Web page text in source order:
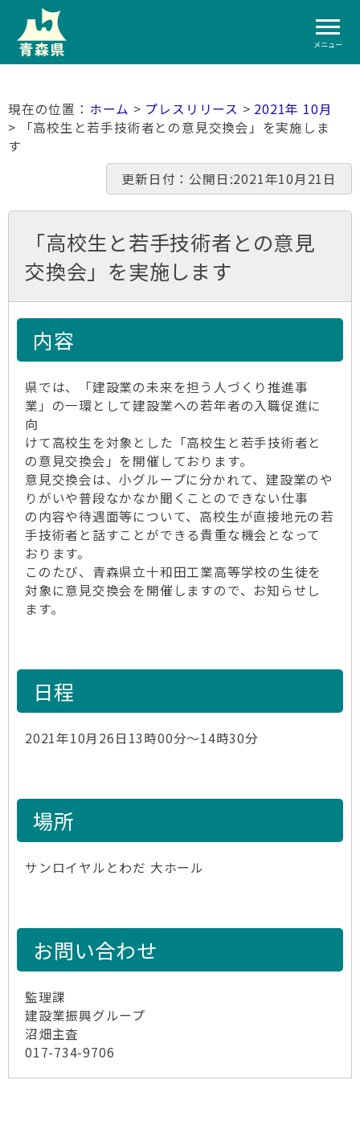
メニュー
ホーム > プレスリリース > 2021年 10月
> 「高校生と若手技術者との意見交換会」を実施しま
す
更新日付：公開日:2021年10月21日
「高校生と若手技術者との意見
交換会」を実施します
内容
県では、「建設業の未来を担う人づくり推進事
業」の一環として建設業への若年者の入職促進に
向
けて高校生を対象とした「高校生と若手技術者と
の意見交換会」を開催しております。
意見交換会は、小グループに分かれて、建設業のや
りがいや普段なかなか聞くことのできない仕事
の内容や待遇面等について、高校生が直接地元の若
手技術者と話すことができる貴重な機会となって
おります。
このたび、青森県立十和田工業高等学校の生徒を
対象に意見交換会を開催しますので、お知らせし
ます。
日程
2021年10月26日13時00分～14時30分
場所
サンロイヤルとわだ 大ホール
お問い合わせ
監理課
建設業振興グループ
沼畑主査
017-734-9706